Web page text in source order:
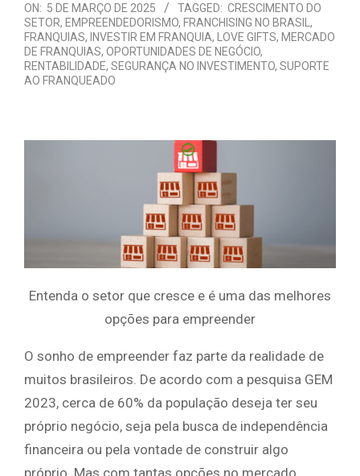
ON: 5 DE MARÇO DE 2025 TAGGED: CRESCIMENTO DO
SETOR, EMPREENDEDORISMO, FRANCHISING NO BRASIL ,
FRANQUIAS, INVESTIR EM FRANQUIA, LOVE GIFTS, MERCADO
DE FRANQUIAS, OPORTUNIDADES DE NEGÓCIO,
RENTABILIDADE, SEGURANÇA NO INVESTIMENTO, SUPORTE
AO FRANQUEADO
Entenda o setor que cresce e é uma das melhores
opções para empreender
O sonho de empreender faz parte da realidade de
muitos brasileiros. De acordo com a pesquisa GEM
2023, cerca de 60% da população deseja ter seu
próprio negócio, seja pela busca de independência
financeira ou pela vontade de construir algo